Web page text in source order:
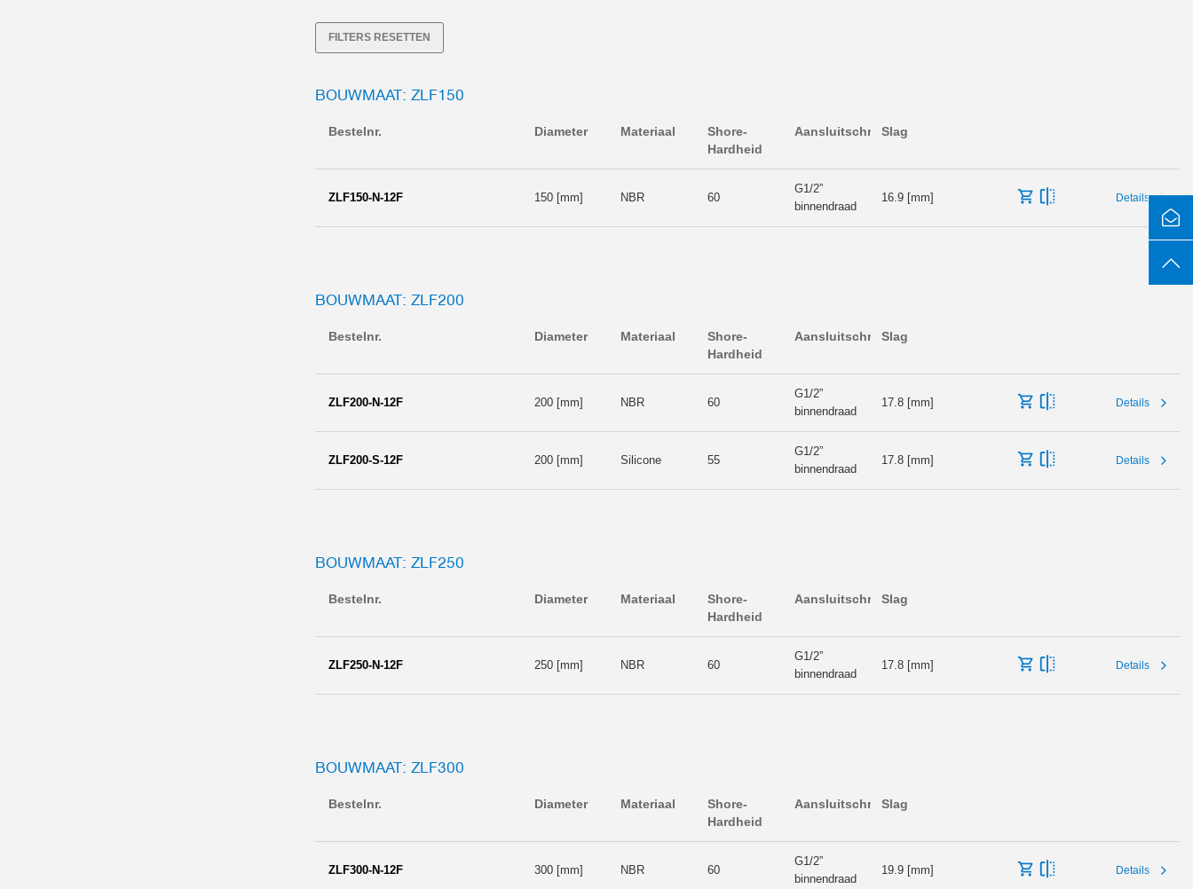
FILTERS RESETTEN
BOUWMAAT: ZLF150
Bestelnr. Diameter Materiaal
Shore-
Hardheid
Aansluitschroefdraad
Slag
ZLF150-N-12F 150 [mm] NBR 60
G1/2”
binnendraad
16.9 [mm] Details
BOUWMAAT: ZLF200
Bestelnr. Diameter Materiaal
Shore-
Hardheid
Aansluitschroefdraad
Slag
ZLF200-N-12F 200 [mm] NBR 60
G1/2”
binnendraad
17.8 [mm] Details
ZLF200-S-12F 200 [mm] Silicone 55
G1/2”
binnendraad
17.8 [mm] Details
BOUWMAAT: ZLF250
Bestelnr. Diameter Materiaal
Shore-
Hardheid
Aansluitschroefdraad
Slag
ZLF250-N-12F 250 [mm] NBR 60
G1/2”
binnendraad
17.8 [mm] Details
BOUWMAAT: ZLF300
Bestelnr. Diameter Materiaal
Shore-
Hardheid
Aansluitschroefdraad
Slag
ZLF300-N-12F 300 [mm] NBR 60
G1/2”
binnendraad
19.9 [mm] Details